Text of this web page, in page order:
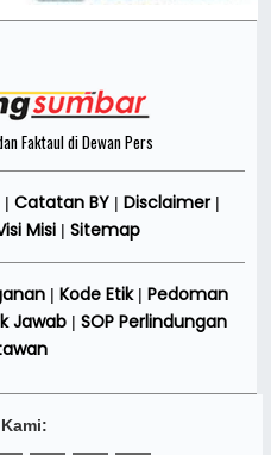
Faktaul di Dewan Pers
| Catatan BY| Disclaimer|
Misi | Sitemap
| Kode Etik| Pedoman
Jawab| SOP Perlindungan